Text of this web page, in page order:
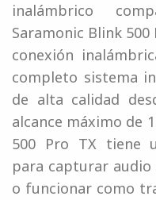
inalámbrico
Saramonic Blink
conexión
completo sistema
de alta calidad
alcance máximo de
500 Pro TX tiene
para capturar
o funcionar como